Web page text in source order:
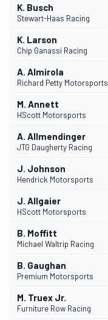
K. Busch
Stewart-Haas Racing
K. Larson
Chip Ganassi Racing
A. Almirola
Richard Petty Motorsports
M. Annett
HScott Motorsports
A. Allmendinger
JTG Daugherty Racing
J. Johnson
Hendrick Motorsports
J. Allgaier
HScott Motorsports
B. Moffitt
Michael Waltrip Racing
B. Gaughan
Premium Motorsports
M. Truex Jr.
Furniture Row Racing